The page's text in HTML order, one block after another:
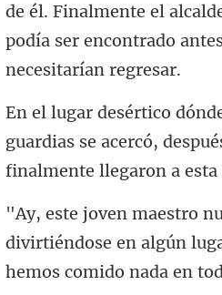
de él. Finalmente el
guardias se acercó,
divirtiéndose en algún